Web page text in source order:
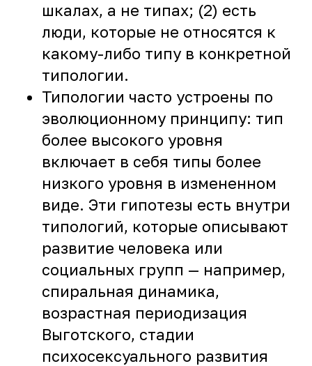
шкалах, а не типах; (2) есть
люди, которые не относятся к
какому-либо типу в конкретной
типологии.
Типологии часто устроены по
эволюционному принципу: тип
более высокого уровня
включает в себя типы более
низкого уровня в измененном
виде. Эти гипотезы есть внутри
типологий, которые описывают
развитие человека или
социальных групп — например,
спиральная динамика,
возрастная периодизация
Выготского, стадии
психосексуального развития